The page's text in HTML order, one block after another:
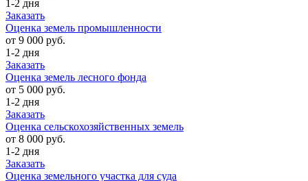
1-2 дня
Заказать
Оценка земель промышленности
от 9 000 руб.
1-2 дня
Заказать
Оценка земель лесного фонда
от 5 000 руб.
1-2 дня
Заказать
Оценка сельскохозяйственных земель
от 8 000 руб.
1-2 дня
Заказать
Оценка земельного участка для суда